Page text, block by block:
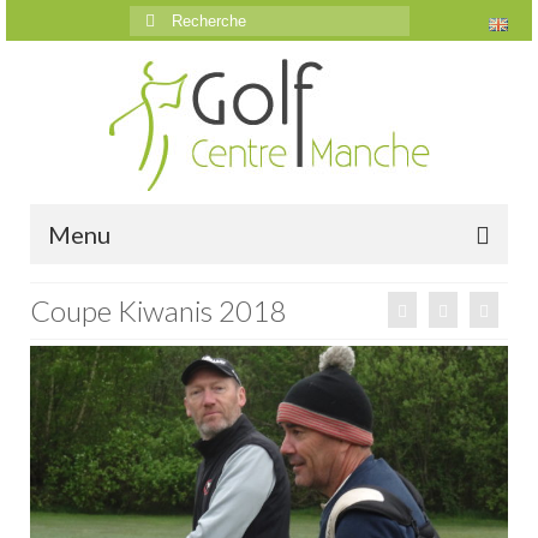
Rechercher
:
Menu
Accueil
Le golf
Présentation
Parcours
Vidéos trou par trou
Coupe Kiwanis 2018